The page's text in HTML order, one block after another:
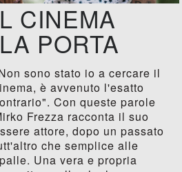
CINEMA
PORTA
sono stato io a cercare il
è avvenuto l'esatto
Con queste parole
Frezza racconta il suo
attore, dopo un passato
che semplice alle
Una vera e propria